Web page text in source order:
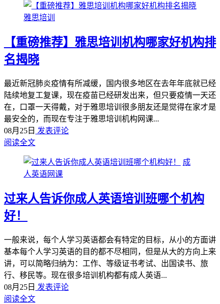
雅思培训
【重磅推荐】雅思培训机构哪家好机构排
名揭晓
最近新冠肺炎疫情有所减缓，国内很多地区在去年年底就已经
陆续地复工复课，现在疫苗已经研发出来，但只要疫情一天还
在，口罩一天得戴，对于雅思培训很多朋友还是觉得在家才是
最安全的，而现在专注于雅思培训机构网课...
08月25日 发表评论
阅读全文
成
人英语网课
过来人告诉你成人英语培训班哪个机构
好！
一般来说，每个人学习英语都会有特定的目标，从小的方面讲
基本每个人学习英语的目的都不尽相同，但是从大的方向上来
讲，可以简略归纳为：工作、等级证书考试、出国读书、旅
行、移民等。现在很多培训机构都有成人英语...
08月25日 发表评论
阅读全文